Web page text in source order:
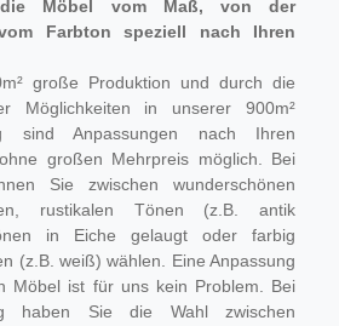
die Möbel vom Maß, von der
Farbton speziell nach Ihren
große Produktion und durch die
Möglichkeiten in unserer 900m²
sind Anpassungen nach Ihren
großen Mehrpreis möglich. Bei
Sie zwischen wunderschönen
rustikalen Tönen (z.B. antik
in Eiche gelaugt oder farbig
(z.B. weiß) wählen. Eine Anpassung
Möbel ist für uns kein Problem. Bei
haben Sie die Wahl zwischen